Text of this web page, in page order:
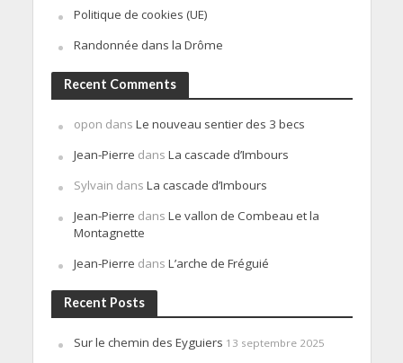
Politique de cookies (UE)
Randonnée dans la Drôme
Recent Comments
opon dans Le nouveau sentier des 3 becs
Jean-Pierre dans La cascade d’Imbours
Sylvain dans La cascade d’Imbours
Jean-Pierre dans Le vallon de Combeau et la
Montagnette
Jean-Pierre dans L’arche de Fréguié
Recent Posts
Sur le chemin des Eyguiers 13 septembre 2025